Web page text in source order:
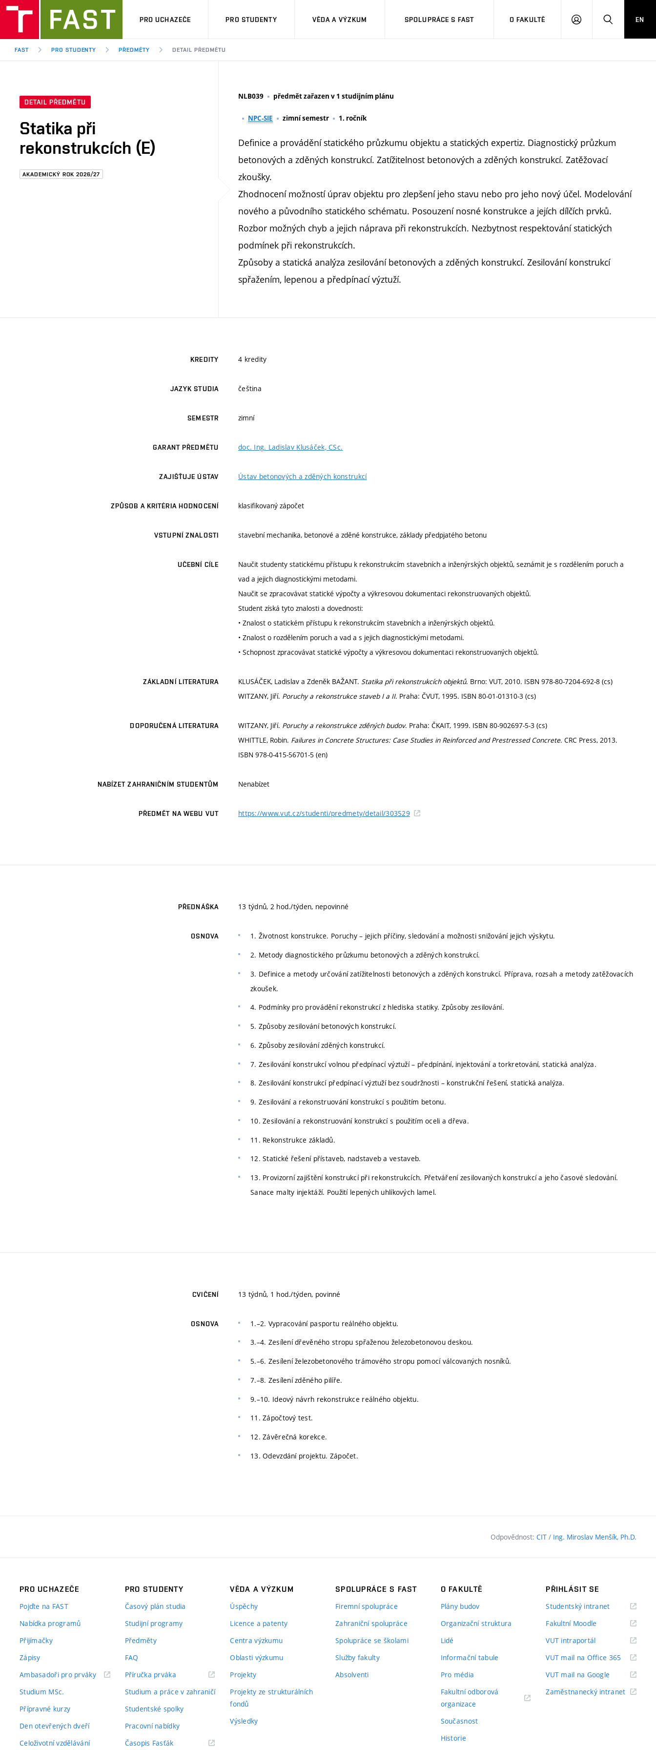
PRO UCHAZEČE PRO STUDENTY VĚDA A VÝZKUM SPOLUPRÁCE S FAST O FAKULTĚ
PŘIHLÁSITHLEDAT
EN
FAST PRO STUDENTY PŘEDMĚTY DETAIL PŘEDMĚTU
DETAIL PŘEDMĚTU
Statika při
rekonstrukcích (E)
AKADEMICKÝ ROK 2026/27
NLB039 předmět zařazen v 1 studijním plánu
NPC-SIE zimní semestr 1. ročník
Definice a provádění statického průzkumu objektu a statických expertiz. Diagnostický průzkum
betonových a zděných konstrukcí. Zatížitelnost betonových a zděných konstrukcí. Zatěžovací
zkoušky.
Zhodnocení možností úprav objektu pro zlepšení jeho stavu nebo pro jeho nový účel. Modelování
nového a původního statického schématu. Posouzení nosné konstrukce a jejích dílčích prvků.
Rozbor možných chyb a jejich náprava při rekonstrukcích. Nezbytnost respektování statických
podmínek při rekonstrukcích.
Způsoby a statická analýza zesilování betonových a zděných konstrukcí. Zesilování konstrukcí
spřažením, lepenou a předpínací výztuží.
KREDITY 4 kredity
JAZYK STUDIA čeština
SEMESTR zimní
GARANT PŘEDMĚTU doc. Ing. Ladislav Klusáček, CSc.
ZAJIŠŤUJE ÚSTAV Ústav betonových a zděných konstrukcí
ZPŮSOB A KRITÉRIA HODNOCENÍ klasifikovaný zápočet
VSTUPNÍ ZNALOSTI stavební mechanika, betonové a zděné konstrukce, základy předpjatého betonu
UČEBNÍ CÍLE
Naučit studenty statickému přístupu k rekonstrukcím stavebních a inženýrských objektů, seznámit je s rozdělením poruch a
vad a jejich diagnostickými metodami.
Naučit se zpracovávat statické výpočty a výkresovou dokumentaci rekonstruovaných objektů.
Student získá tyto znalosti a dovednosti:
• Znalost o statickém přístupu k rekonstrukcím stavebních a inženýrských objektů.
• Znalost o rozdělením poruch a vad a s jejich diagnostickými metodami.
• Schopnost zpracovávat statické výpočty a výkresovou dokumentaci rekonstruovaných objektů.
ZÁKLADNÍ LITERATURA KLUSÁČEK, Ladislav a Zdeněk BAŽANT. Statika při rekonstrukcích objektů. Brno: VUT, 2010. ISBN 978-80-7204-692-8 (cs)
WITZANY, Jiří. Poruchy a rekonstrukce staveb I a II. Praha: ČVUT, 1995. ISBN 80-01-01310-3 (cs)
DOPORUČENÁ LITERATURA WITZANY, Jiří. Poruchy a rekonstrukce zděných budov. Praha: ČKAIT, 1999. ISBN 80-902697-5-3 (cs)
WHITTLE, Robin. Failures in Concrete Structures: Case Studies in Reinforced and Prestressed Concrete. CRC Press, 2013.
ISBN 978-0-415-56701-5 (en)
NABÍZET ZAHRANIČNÍM STUDENTŮM Nenabízet
PŘEDMĚT NA WEBU VUT https://www.vut.cz/studenti/predmety/detail/303529
PŘEDNÁŠKA 13 týdnů, 2 hod./týden, nepovinné
OSNOVA 1. Životnost konstrukce. Poruchy – jejich příčiny, sledování a možnosti snižování jejich výskytu.
2. Metody diagnostického průzkumu betonových a zděných konstrukcí.
3. Definice a metody určování zatížitelnosti betonových a zděných konstrukcí. Příprava, rozsah a metody zatěžovacích
zkoušek.
4. Podmínky pro provádění rekonstrukcí z hlediska statiky. Způsoby zesilování.
5. Způsoby zesilování betonových konstrukcí.
6. Způsoby zesilování zděných konstrukcí.
7. Zesilování konstrukcí volnou předpínací výztuží – předpínání, injektování a torkretování, statická analýza.
8. Zesilování konstrukcí předpínací výztuží bez soudržnosti – konstrukční řešení, statická analýza.
9. Zesilování a rekonstruování konstrukcí s použitím betonu.
10. Zesilování a rekonstruování konstrukcí s použitím oceli a dřeva.
11. Rekonstrukce základů.
12. Statické řešení přístaveb, nadstaveb a vestaveb.
13. Provizorní zajištění konstrukcí při rekonstrukcích. Přetváření zesilovaných konstrukcí a jeho časové sledování.
Sanace malty injektáží. Použití lepených uhlíkových lamel.
CVIČENÍ 13 týdnů, 1 hod./týden, povinné
OSNOVA 1.–2. Vypracování pasportu reálného objektu.
3.–4. Zesílení dřevěného stropu spřaženou železobetonovou deskou.
5.–6. Zesílení železobetonového trámového stropu pomocí válcovaných nosníků.
7.–8. Zesílení zděného pilíře.
9.–10. Ideový návrh rekonstrukce reálného objektu.
11. Zápočtový test.
12. Závěrečná korekce.
13. Odevzdání projektu. Zápočet.
Odpovědnost: CIT / Ing. Miroslav Menšík, Ph.D.
PRO UCHAZEČE
Pojďte na FAST
Nabídka programů
Přijímačky
Zápisy
Ambasadoři pro prváky(externí
Studium MSc.
Přípravné kurzy
Den otevřených dveří
Celoživotní vzdělávání
PRO STUDENTY
Časový plán studia
Studijní programy
Předměty
FAQ
Příručka prváka(externí
Studium a práce v zahraničí
Studentské spolky
Pracovní nabídky
Časopis Fasťák(externí
VĚDA A VÝZKUM
Úspěchy
Licence a patenty
Centra výzkumu
Oblasti výzkumu
Projekty
Projekty ze strukturálních
fondů
Výsledky
SPOLUPRÁCE S FAST
Firemní spolupráce
Zahraniční spolupráce
Spolupráce se školami
Služby fakulty
Absolventi
O FAKULTĚ
Plány budov
Organizační struktura
Lidé
Informační tabule
Pro média
Fakultní odborová
organizace
Současnost
Historie
PŘIHLÁSIT SE
Studentský intranet(externí
Fakultní Moodle
VUT intraportál(externí
VUT mail na Office 365 (externí
odkaz)
VUT mail na Google (externí
Zaměstnanecký intranet(externí